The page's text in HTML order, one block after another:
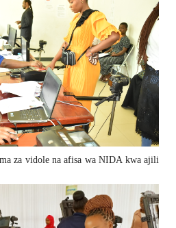
za vidole na afisa wa NIDA kwa ajili